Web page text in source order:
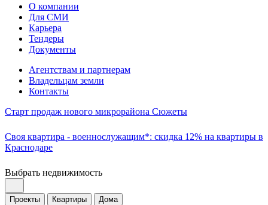
О компании
Для СМИ
Карьера
Тендеры
Документы
Агентствам и партнерам
Владельцам земли
Контакты
Старт продаж нового микрорайона Сюжеты
Своя квартира - военнослужащим*: скидка 12% на квартиры в
Краснодаре
Выбрать недвижимость
Проекты Квартиры Дома